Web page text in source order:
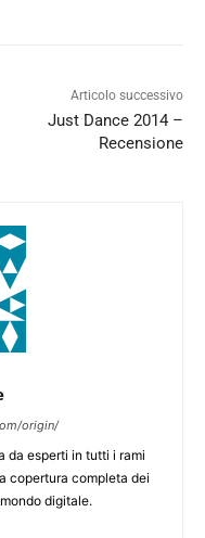
Articolo successivo
Just Dance 2014 –
Recensione
origin/
da esperti in tutti i rami
copertura completa dei
digitale.